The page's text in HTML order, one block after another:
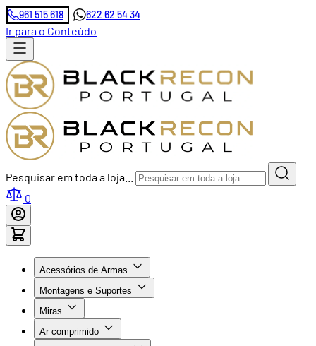
961 515 618 622 62 54 34
Ir para o Conteúdo
Pesquisar em toda a loja...
0
Acessórios de Armas
Montagens e Suportes
Miras
Ar comprimido